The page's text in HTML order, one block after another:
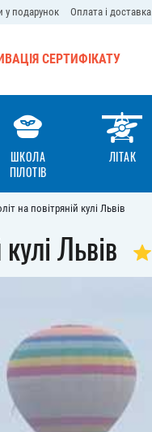
у подарунок Оплата і доставка
СЕРТИФІКАТУ
ШКОЛА
ПІЛОТІВ
ЛІТАК
на повітряній кулі Львів
Львів